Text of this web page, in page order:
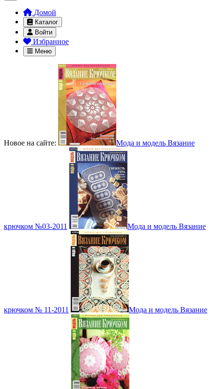
Домой
Каталог
Войти
Избранное
Меню
Новое на сайте: Мода и модель Вязание
крючком №03-2011 Мода и модель Вязание
крючком № 11-2011 Мода и модель Вязание